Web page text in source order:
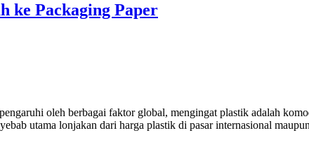
ke Packaging Paper
oleh berbagai faktor global, mengingat plastik adalah
utama lonjakan dari harga plastik di pasar internasional